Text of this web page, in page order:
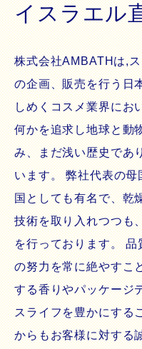
イスラエル
株式会社AMBATHは,
の企画、販売を行う日
しめくコスメ業界にお
何かを追求し地球と動
み、まだ浅い歴史であ
います。 弊社代表の
国としても有名で、乾
技術を取り入れつつも
を行っております。
の努力を常に絶やすこ
する香りやパッケージ
スライフを豊かにする
からもお客様に対する